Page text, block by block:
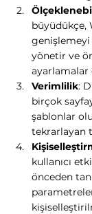
büyüdükçe,
genişlemeyi
yönetir ve
Verimlilik:
birçok
şablonlar
tekrarlayan
kullanıcı
önceden